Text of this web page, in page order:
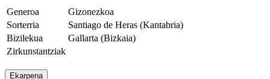
Generoa
Gizonezkoa
Sorterria
Santiago de Heras (Kantabria)
Bizilekua
Gallarta (Bizkaia)
Zirkunstantziak